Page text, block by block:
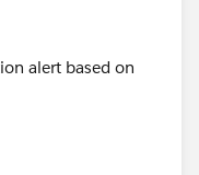
something on
alert based on